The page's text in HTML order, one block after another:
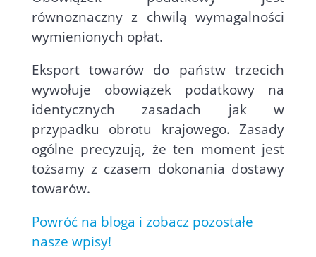
równoznaczny z chwilą wymagalności
wymienionych opłat.
Eksport towarów do państw trzecich
wywołuje obowiązek podatkowy na
identycznych zasadach jak w
przypadku obrotu krajowego. Zasady
ogólne precyzują, że ten moment jest
tożsamy z czasem dokonania dostawy
towarów.
Powróć na bloga i zobacz pozostałe
nasze wpisy!